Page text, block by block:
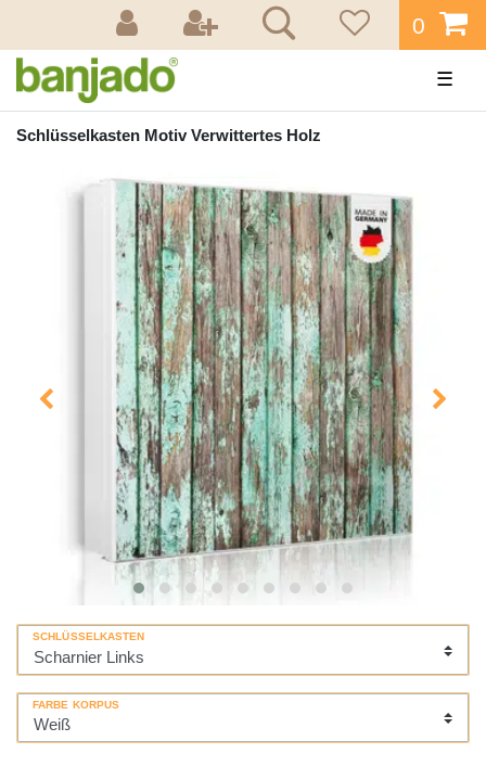
0
☰
Schlüsselkasten Motiv Verwittertes Holz
SCHLÜSSELKASTEN
FARBE KORPUS